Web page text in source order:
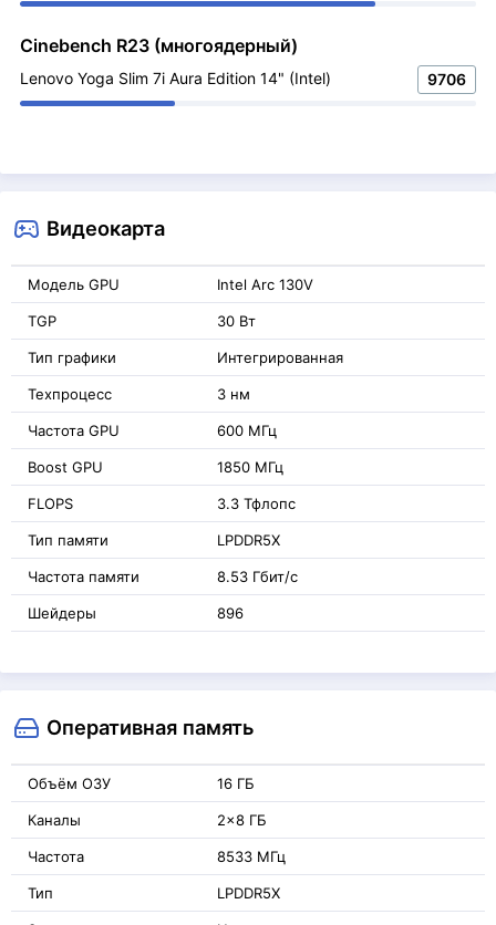
Cinebench R23 (многоядерный)
Lenovo Yoga Slim 7i Aura Edition 14" (Intel) 9706
Видеокарта
Модель GPU Intel Arc 130V
TGP 30 Вт
Тип графики Интегрированная
Техпроцесс 3 нм
Частота GPU 600 МГц
Boost GPU 1850 МГц
FLOPS 3.3 Тфлопс
Тип памяти LPDDR5X
Частота памяти 8.53 Гбит/с
Шейдеры 896
Оперативная память
Объём ОЗУ 16 ГБ
Каналы 2x8 ГБ
Частота 8533 МГц
Тип LPDDR5X